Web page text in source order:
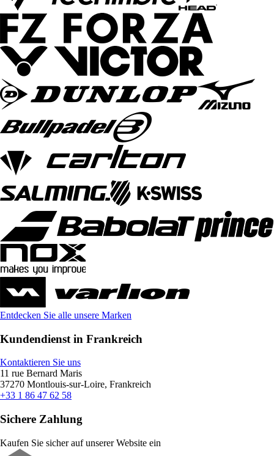
Entdecken Sie alle unsere Marken
Kundendienst in Frankreich
Kontaktieren Sie uns
11 rue Bernard Maris
37270 Montlouis-sur-Loire, Frankreich
+33 1 86 47 62 58
Sichere Zahlung
Kaufen Sie sicher auf unserer Website ein